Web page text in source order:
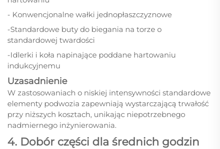
- Konwencjonalne wałki jednopłaszczyznowe
-Standardowe buty do biegania na torze o
standardowej twardości
-Idlerki i koła napinające poddane hartowaniu
indukcyjnemu
Uzasadnienie
W zastosowaniach o niskiej intensywności standardowe
elementy podwozia zapewniają wystarczającą trwałość
przy niższych kosztach, unikając niepotrzebnego
nadmiernego inżynierowania.
4. Dobór części dla średnich godzin